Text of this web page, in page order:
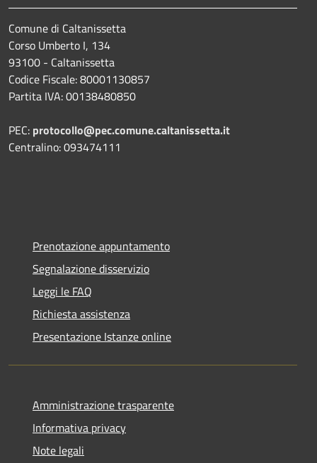
Comune di Caltanissetta
Corso Umberto I, 134
93100 - Caltanissetta
Codice Fiscale: 80001130857
Partita IVA: 00138480850
PEC: protocollo@pec.comune.caltanissetta.it
Centralino: 093474111
Prenotazione appuntamento
Segnalazione disservizio
Leggi le FAQ
Richiesta assistenza
Presentazione Istanze online
Amministrazione trasparente
Informativa privacy
Note legali